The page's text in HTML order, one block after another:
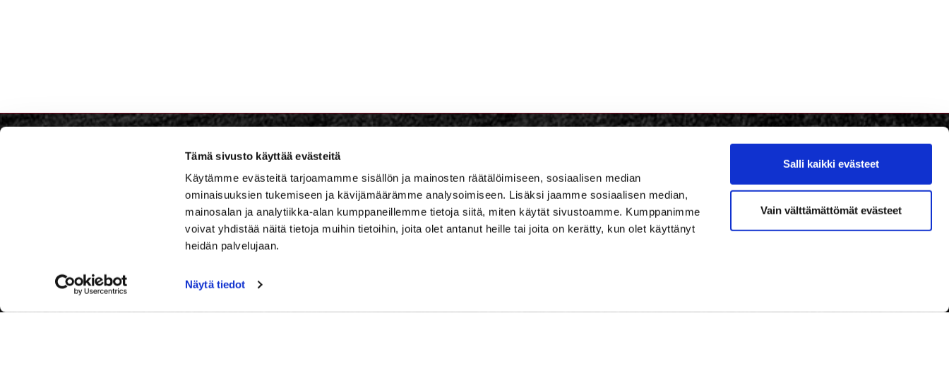
Tämä sivusto käyttää evästeitä
Käytämme evästeitä tarjoamamme sisällön ja mainosten räätälöimiseen, sosiaalisen median
ominaisuuksien tukemiseen ja kävijämäärämme analysoimiseen. Lisäksi jaamme sosiaalisen median,
mainosalan ja analytiikka-alan kumppaneillemme tietoja siitä, miten käytät sivustoamme. Kumppanimme
voivat yhdistää näitä tietoja muihin tietoihin, joita olet antanut heille tai joita on kerätty, kun olet käyttänyt
heidän palvelujaan.
Näytä tiedot
Salli kaikki evästeet
Vain välttämättömät evästeet
puhelun hinta 0,44 €/min+ppm.
Iitti Golf Niskaportti
Iitintie 684, 47400 Kausala
Caddiemaster